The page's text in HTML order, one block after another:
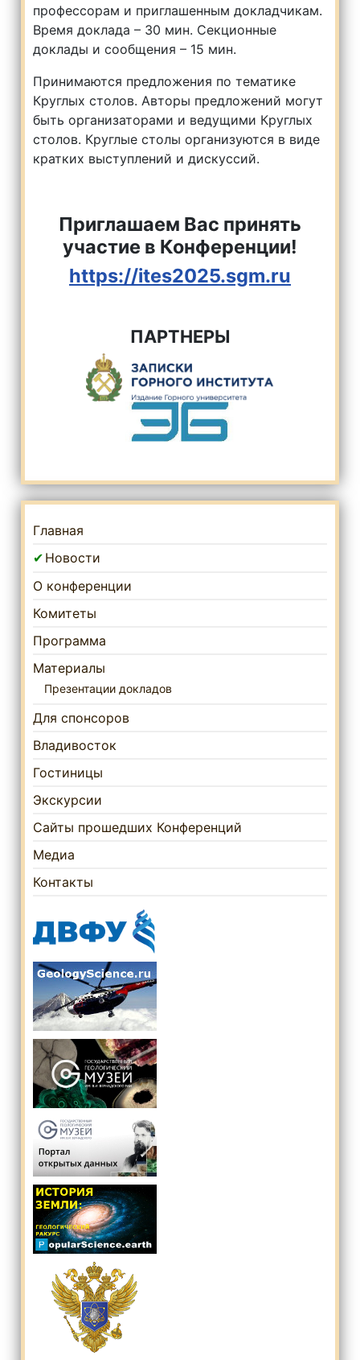
Главная
Новости
О конференции
Комитеты
Программа
Материалы
Презентации докладов
Для спонсоров
Владивосток
Гостиницы
Экскурсии
Сайты прошедших Конференций
Медиа
Контакты
профессорам и приглашенным докладчикам.
Время доклада – 30 мин. Секционные
доклады и сообщения – 15 мин.
Принимаются предложения по тематике
Круглых столов. Авторы предложений могут
быть организаторами и ведущими Круглых
столов. Круглые столы организуются в виде
кратких выступлений и дискуссий.
Приглашаем Вас принять
участие в Конференции!
https://ites2025.sgm.ru
ПАРТНЕРЫ